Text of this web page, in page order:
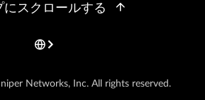
Networks, Inc. All rights reserved.
にスクロールする